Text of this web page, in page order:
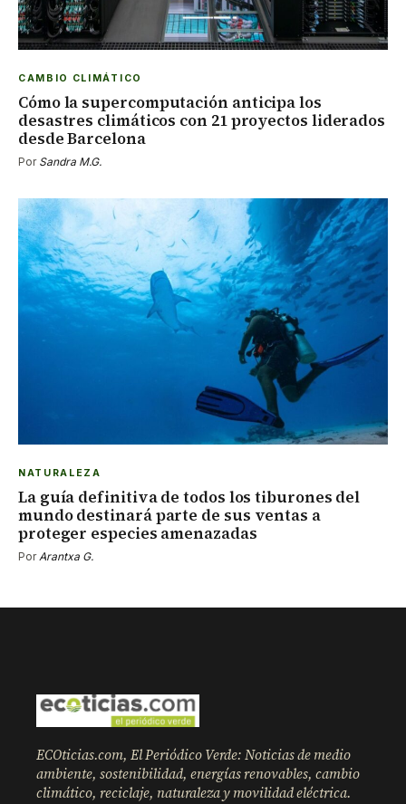
CAMBIO CLIMÁTICO
Cómo la supercomputación anticipa los
desastres climáticos con 21 proyectos liderados
desde Barcelona
Por Sandra M.G.
NATURALEZA
La guía definitiva de todos los tiburones del
mundo destinará parte de sus ventas a
proteger especies amenazadas
PorArantxa G.
ECOticias.com, El Periódico Verde: Noticias de medio
ambiente, sostenibilidad, energías renovables, cambio
climático, reciclaje, naturaleza y movilidad eléctrica.